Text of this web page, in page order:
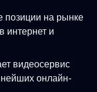
позиции на рынке
интернет и
видеосервис
онлайн-